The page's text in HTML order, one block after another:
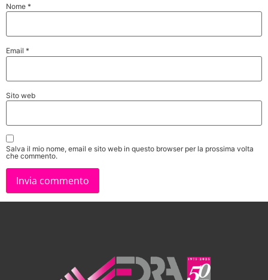
Nome *
Email *
Sito web
Salva il mio nome, email e sito web in questo browser per la prossima volta
che commento.